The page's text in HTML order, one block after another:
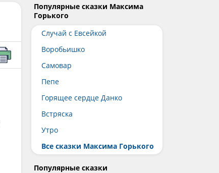
Популярные сказки Максима
Горького
Случай с Евсейкой
Воробьишко
Самовар
Пепе
Горящее сердце Данко
Встряска
Утро
Все сказки Максима Горького
Популярные сказки